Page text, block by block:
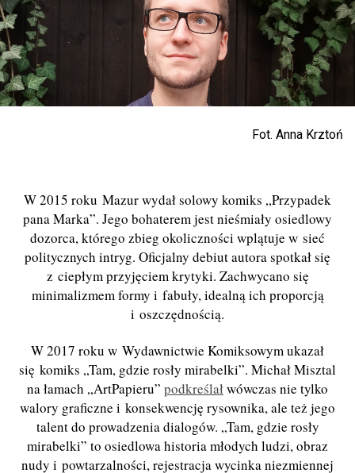
Fot. Anna Krztoń
W 2015 roku Mazur wydał solowy komiks „Przypadek
pana Marka”. Jego bohaterem jest nieśmiały osiedlowy
dozorca, którego zbieg okoliczności wplątuje w sieć
politycznych intryg. Oficjalny debiut autora spotkał się
z ciepłym przyjęciem krytyki. Zachwycano się
minimalizmem formy i fabuły, idealną ich proporcją
i oszczędnością.
W 2017 roku w Wydawnictwie Komiksowym ukazał
się komiks „Tam, gdzie rosły mirabelki”. Michał Misztal
na łamach „ArtPapieru” podkreślałwówczas nie tylko
walory graficzne i konsekwencję rysownika, ale też jego
talent do prowadzenia dialogów. „Tam, gdzie rosły
mirabelki” to osiedlowa historia młodych ludzi, obraz
nudy i powtarzalności, rejestracja wycinka niezmiennej